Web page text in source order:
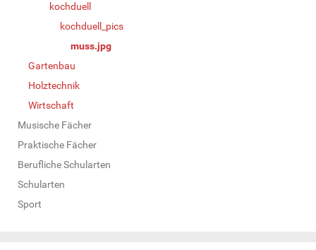
kochduell
kochduell_pics
muss.jpg
Gartenbau
Holztechnik
Wirtschaft
Musische Fächer
Praktische Fächer
Berufliche Schularten
Schularten
Sport